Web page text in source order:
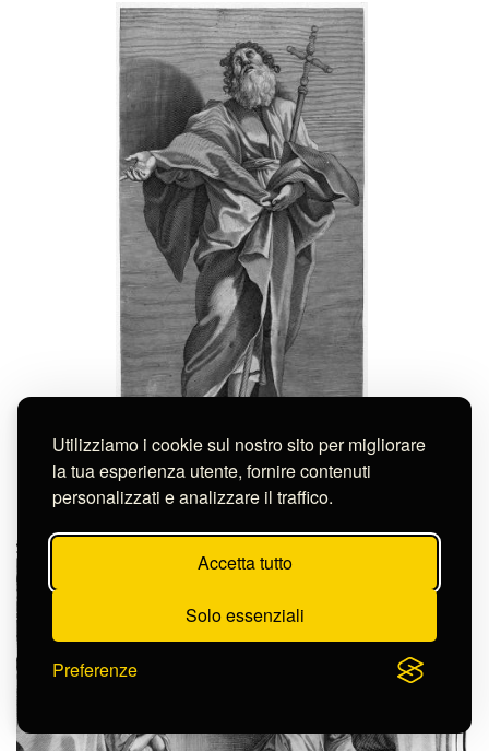
Utilizziamo i cookie sul nostro sito per migliorare
la tua esperienza utente, fornire contenuti
personalizzati e analizzare il traffico.
Accetta tutto
Solo essenziali
Preferenze
Anonimo
S.PHILIPPVS.
S-FN13749